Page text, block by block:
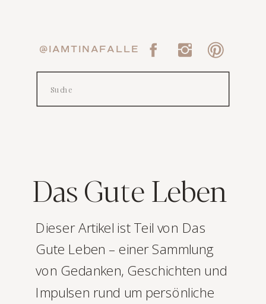
Search
@IAMTINAFALLE
Dieser Artikel ist Teil von Das
Gute Leben – einer Sammlung
von Gedanken, Geschichten und
Impulsen rund um persönliche
Das Gute Leben